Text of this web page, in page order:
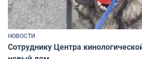
НОВОСТИ
Сотруднику Центра